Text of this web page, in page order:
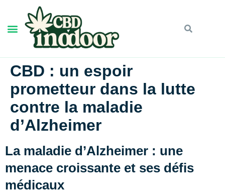
CBD : un espoir
prometteur dans la lutte
contre la maladie
d’Alzheimer
La maladie d’Alzheimer : une
menace croissante et ses défis
médicaux